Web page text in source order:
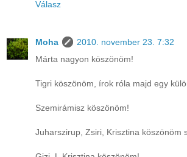
Válasz
Moha
2010. november 23. 7:32
Márta nagyon köszönöm!
Tigri köszönöm, írok róla majd egy
Szemirámisz köszönöm!
Juharszirup, Zsiri, Krisztina köszönöm